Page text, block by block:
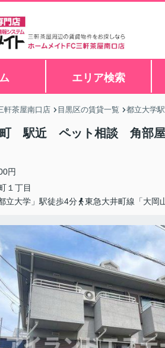
エリア検索
軒茶屋南口店 目黒区の賃貸一覧 都立大学駅
町 駅近 ペット相談 角部屋
円
１丁目
立大学」駅徒歩4分
東急大井町線「大岡